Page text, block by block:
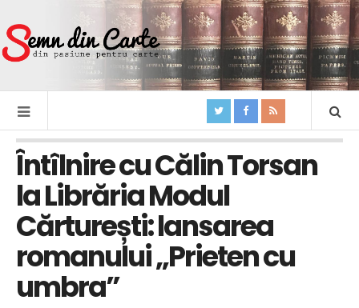
Întîlnire cu Călin Torsan
la Librăria Modul
Cărturești: lansarea
romanului „Prieten cu
umbra”